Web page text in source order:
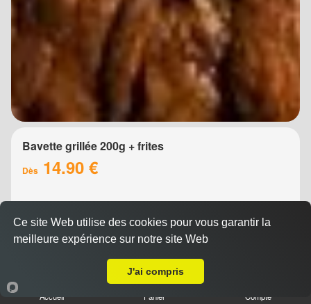
Bavette grillée 200g + frites
Dès 14.90 €
Accueil Panier Compte
Ce site Web utilise des cookies pour vous garantir la
meilleure expérience sur notre site Web
J'ai compris